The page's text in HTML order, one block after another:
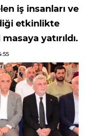
iş insanları ve
etkinlikte
yatırıldı.